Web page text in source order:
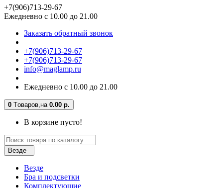
+7(906)713-29-67
Ежедневно с 10.00 до 21.00
Заказать обратный звонок
+7(906)713-29-67
+7(906)713-29-67
info@maglamp.ru
Ежедневно с 10.00 до 21.00
0 Tоваров,на 0.00 р.
В корзине пусто!
Везде
Везде
Бра и подсветки
Комплектующие